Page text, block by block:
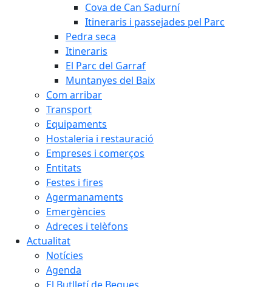
Cova de Can Sadurní
Itineraris i passejades pel Parc
Pedra seca
Itineraris
El Parc del Garraf
Muntanyes del Baix
Com arribar
Transport
Equipaments
Hostaleria i restauració
Empreses i comerços
Entitats
Festes i fires
Agermanaments
Emergències
Adreces i telèfons
Actualitat
Notícies
Agenda